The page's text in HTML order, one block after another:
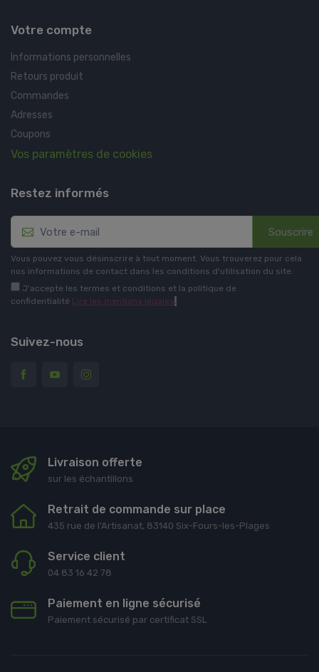
Votre compte
Informations personnelles
Retours produit
Commandes
Adresses
Coupons
Vos paramètres de cookies
Restez informés
Souscrire
Vous pouvez vous désinscrire à tout moment. Vous trouverez pour cela
nos informations de contact dans les conditions d'utilisation du site.
J'accepte les termes et conditions et la politique de
confidentialité Lire les mentions légales.
Suivez-nous
Livraison offerte
sur les échantillons
Retrait de commande sur place
435 rue de l'Artisanat, 83140 Six-Fours-les-Plages
Service client
04 83 16 42 78
Paiement en ligne sécurisé
Paiement sécurisé par certificat SSL